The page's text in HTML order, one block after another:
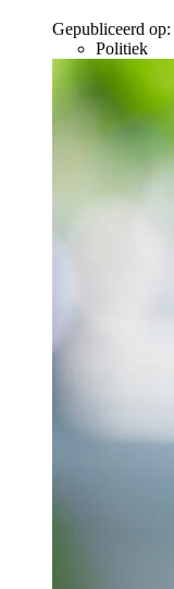
Gepubliceerd op:
Politiek